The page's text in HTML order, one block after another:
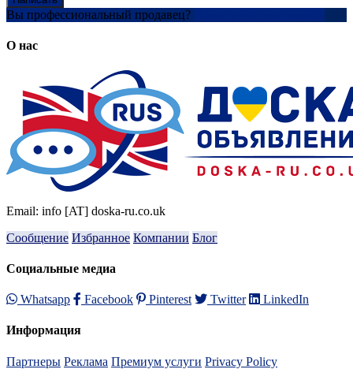
Вы профессиональный продавец?
О нас
Email: info [AT] doska-ru.co.uk
Сообщение Избранное Компании Блог
Социальные медиа
Whatsapp Facebook Pinterest Twitter LinkedIn
Информация
Партнеры Реклама Премиум услуги Privacy Policy